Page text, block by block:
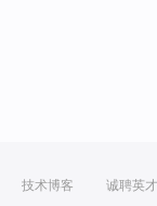
技术博客 诚聘英才